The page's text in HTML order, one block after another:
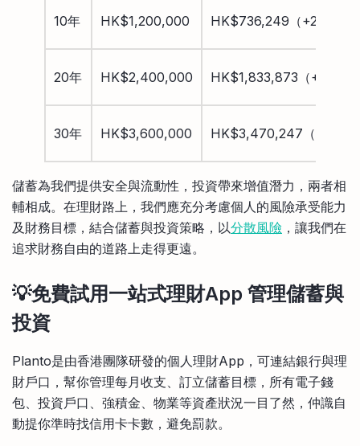
10年 HK$1,200,000 HK$736,249（+22.71%
20年 HK$2,400,000 HK$1,833,873（
30年 HK$3,600,000 HK$3,470,247（
儲蓄為我們提供安全與流動性，投資帶來增值潛力，兩者相
輔相成。在理財路上，我們應充分考慮個人的風險承受能力
及財務目標，結合儲蓄與投資策略，以分散風險 ，讓我們在
追求財務自由的道路上走得更遠。
💡免費試用一站式理財App 管理儲蓄與
投資
Planto是由香港團隊研發的個人理財App，可連結銀行與理
財戶口，幫你管理每月收支、訂立儲蓄目標，所有電子錢
包、投資戶口、強積金、物業等資產狀況一目了然，仲識自
動提你準時找信用卡卡數，避免罰款。